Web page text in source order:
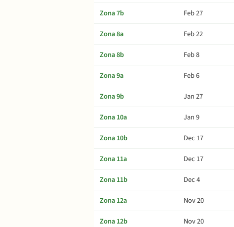
Zona 7b
Feb 27
Zona 8a
Feb 22
Zona 8b
Feb 8
Zona 9a
Feb 6
Zona 9b
Jan 27
Zona 10a
Jan 9
Zona 10b
Dec 17
Zona 11a
Dec 17
Zona 11b
Dec 4
Zona 12a
Nov 20
Zona 12b
Nov 20